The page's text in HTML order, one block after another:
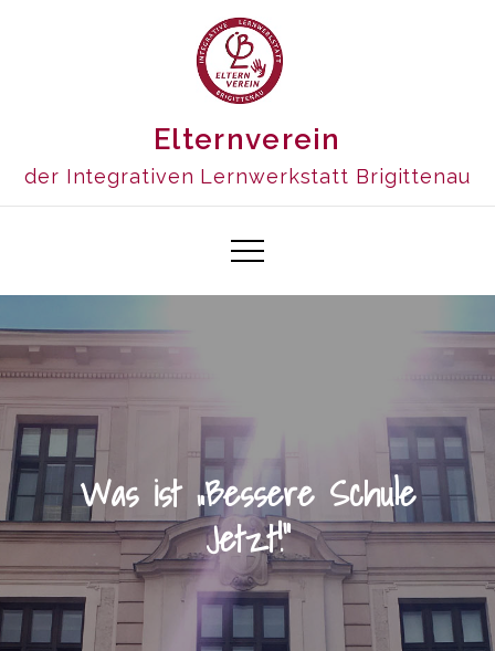
Elternverein
der Integrativen Lernwerkstatt Brigittenau
Was ist „Bessere Schule
Jetzt!“